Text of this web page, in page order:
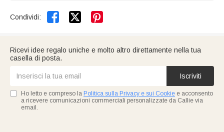
Condividi:  
Ricevi idee regalo uniche e molto altro direttamente nella tua
casella di posta.
Iscriviti
Ho letto e compreso la Politica sulla Privacy e sui Cookie e acconsento
a ricevere comunicazioni commerciali personalizzate da Callie via
email.